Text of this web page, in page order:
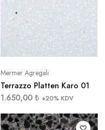
Mermer Agregalı
Terrazzo Platten Karo 01
1.650,00 ₺ +20% KDV